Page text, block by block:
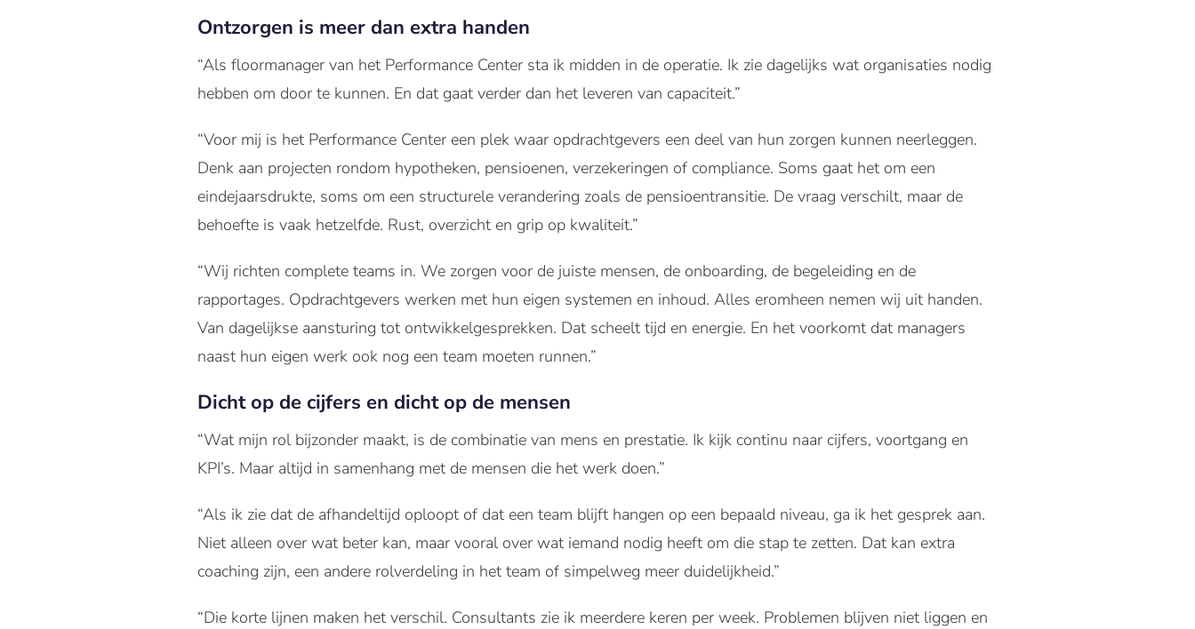
Ontzorgen is meer dan extra handen
“Als floormanager van het Performance Center sta ik midden in de operatie. Ik zie dagelijks wat organisaties nodig
hebben om door te kunnen. En dat gaat verder dan het leveren van capaciteit.”
“Voor mij is het Performance Center een plek waar opdrachtgevers een deel van hun zorgen kunnen neerleggen.
Denk aan projecten rondom hypotheken, pensioenen, verzekeringen of compliance. Soms gaat het om een
eindejaarsdrukte, soms om een structurele verandering zoals de pensioentransitie. De vraag verschilt, maar de
behoefte is vaak hetzelfde. Rust, overzicht en grip op kwaliteit.”
“Wij richten complete teams in. We zorgen voor de juiste mensen, de onboarding, de begeleiding en de
rapportages. Opdrachtgevers werken met hun eigen systemen en inhoud. Alles eromheen nemen wij uit handen.
Van dagelijkse aansturing tot ontwikkelgesprekken. Dat scheelt tijd en energie. En het voorkomt dat managers
naast hun eigen werk ook nog een team moeten runnen.”
Dicht op de cijfers en dicht op de mensen
“Wat mijn rol bijzonder maakt, is de combinatie van mens en prestatie. Ik kijk continu naar cijfers, voortgang en
KPI’s. Maar altijd in samenhang met de mensen die het werk doen.”
“Als ik zie dat de afhandeltijd oploopt of dat een team blijft hangen op een bepaald niveau, ga ik het gesprek aan.
Niet alleen over wat beter kan, maar vooral over wat iemand nodig heeft om die stap te zetten. Dat kan extra
coaching zijn, een andere rolverdeling in het team of simpelweg meer duidelijkheid.”
“Die korte lijnen maken het verschil. Consultants zie ik meerdere keren per week. Problemen blijven niet liggen en